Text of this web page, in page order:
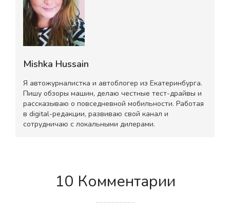
Mishka Hussain
Я автожурналистка и автоблогер из Екатеринбурга.
Пишу обзоры машин, делаю честные тест-драйвы и
рассказываю о повседневной мобильности. Работая
в digital-редакции, развиваю свой канал и
сотрудничаю с локальными дилерами.
10 Комментарии